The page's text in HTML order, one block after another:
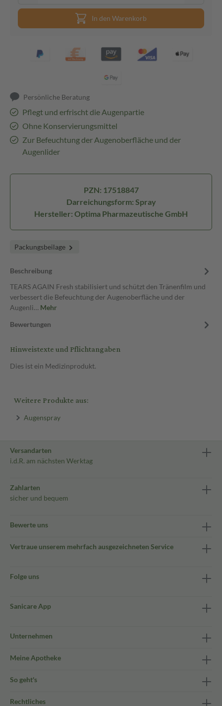
In den Warenkorb
Persönliche Beratung
Pflegt und erfrischt die Augenpartie
Ohne Konservierungsmittel
Zur Befeuchtung der Augenoberfläche und der
Augenlider
PZN: 17518847
Darreichungsform: Spray
Hersteller: Optima Pharmazeutische GmbH
Packungsbeilage
Beschreibung
TEARS AGAIN Fresh stabilisiert und schützt den Tränenfilm und
verbessert die Befeuchtung der Augenoberfläche und der
Augenli… Mehr
Bewertungen
Hinweistexte und Pflichtangaben
Dies ist ein Medizinprodukt.
Weitere Produkte aus:
Augenspray
Versandarten
i.d.R. am nächsten Werktag
Zahlarten
sicher und bequem
Bewerte uns
Vertraue unserem mehrfach ausgezeichneten Service
Folge uns
Sanicare App
Unternehmen
Meine Apotheke
So geht's
Rechtliches